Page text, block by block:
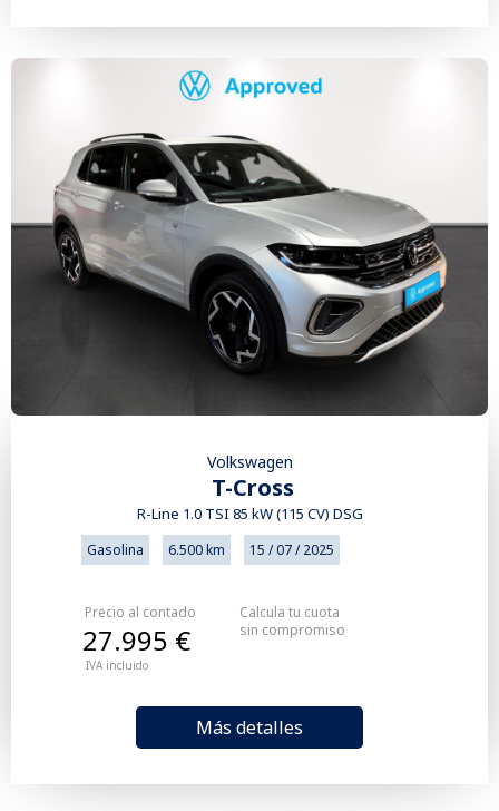
Volkswagen
T-Cross
R-Line 1.0 TSI 85 kW (115 CV) DSG
Gasolina 6.500 km 15 / 07 / 2025
Precio al contado
IVA incluido
27.995 €
Más detalles
Calcula tu cuota
sin compromiso